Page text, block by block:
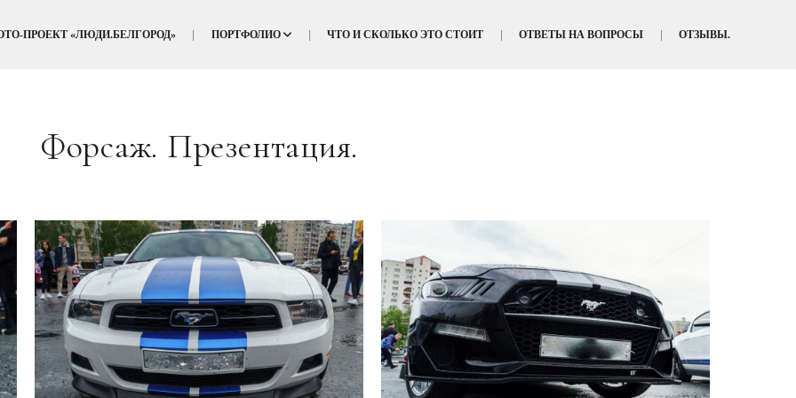
ПРОЕКТ «ЛЮДИ.БЕЛГОРОД» ПОРТФОЛИО ЧТО И СКОЛЬКО ЭТО СТОИТ ОТВЕТЫ НА ВОПРОСЫ ОТЗЫВЫ.
Форсаж. Презентация.